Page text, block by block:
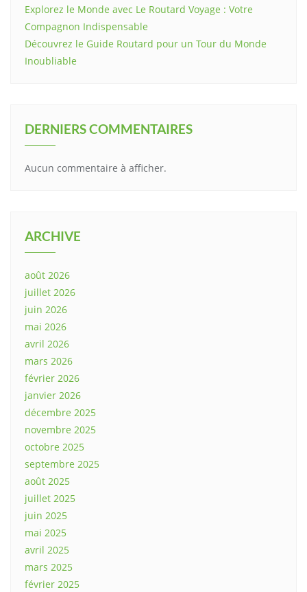
Explorez le Monde avec Le Routard Voyage : Votre
Compagnon Indispensable
Découvrez le Guide Routard pour un Tour du Monde
Inoubliable
DERNIERS COMMENTAIRES
Aucun commentaire à afficher.
ARCHIVE
août 2026
juillet 2026
juin 2026
mai 2026
avril 2026
mars 2026
février 2026
janvier 2026
décembre 2025
novembre 2025
octobre 2025
septembre 2025
août 2025
juillet 2025
juin 2025
mai 2025
avril 2025
mars 2025
février 2025